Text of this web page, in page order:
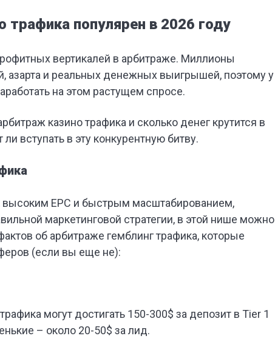
популярен в 2026 году
вертикалей в арбитраже. Миллионы
азарта и реальных денежных выигрышей, поэтому у
на этом растущем спросе.
казино трафика и сколько денег крутится в
ли вступать в эту конкурентную битву.
EPC и быстрым масштабированием,
маркетинговой стратегии, в этой нише можно
об арбитраже гемблинг трафика, которые
(если вы еще не):
могут достигать 150-300$ за депозит в Tier 1
– около 20-50$ за лид.